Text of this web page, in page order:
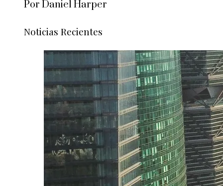
Por Daniel Harper
Noticias Recientes